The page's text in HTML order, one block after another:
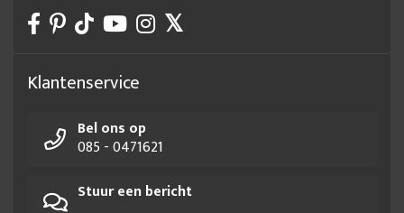
Klantenservice
Bel ons op
085 - 0471621
Stuur een bericht